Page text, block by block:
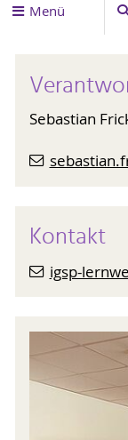
Menü
Sebastian
Kontakt
igsp-